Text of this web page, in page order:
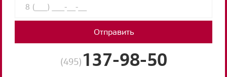
Отправить
(495) 137-98-50